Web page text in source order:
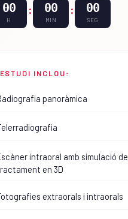
00
H
: 00
MIN
: 00
SEG
INCLOU:
panoràmica
intraoral amb simulació de
en 3D
extraorals i intraorals